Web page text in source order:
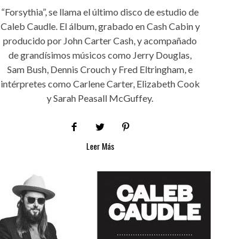
“Forsythia”, se llama el último disco de estudio de
Caleb Caudle. El álbum, grabado en Cash Cabin y
producido por John Carter Cash, y acompañado
de grandísimos músicos como Jerry Douglas,
Sam Bush, Dennis Crouch y Fred Eltringham, e
intérpretes como Carlene Carter, Elizabeth Cook
y Sarah Peasall McGuffey.
Leer Más